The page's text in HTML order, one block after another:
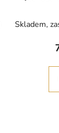
Skladem,